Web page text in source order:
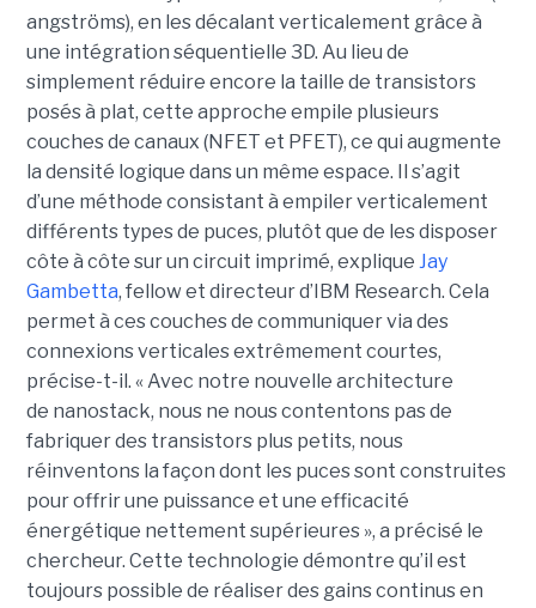
angströms), en les décalant verticalement grâce à
une intégration séquentielle 3D. Au lieu de
simplement réduire encore la taille de transistors
posés à plat, cette approche empile plusieurs
couches de canaux (NFET et PFET), ce qui augmente
la densité logique dans un même espace. Il s’agit
d’une méthode consistant à empiler verticalement
différents types de puces, plutôt que de les disposer
côte à côte sur un circuit imprimé, explique Jay
Gambetta, fellow et directeur d’IBM Research. Cela
permet à ces couches de communiquer via des
connexions verticales extrêmement courtes,
précise-t-il. « Avec notre nouvelle architecture
de nanostack, nous ne nous contentons pas de
fabriquer des transistors plus petits, nous
réinventons la façon dont les puces sont construites
pour offrir une puissance et une efficacité
énergétique nettement supérieures », a précisé le
chercheur. Cette technologie démontre qu’il est
toujours possible de réaliser des gains continus en